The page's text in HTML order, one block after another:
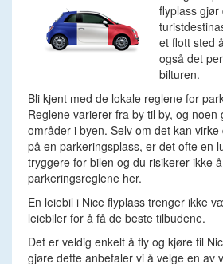
flyplass
et flott sted
også det
bilturen.
Bli kjent med de lokale reglene for
Reglene varierer fra by til by, og noen
områder i byen. Selv om det kan
på en parkeringsplass, er det ofte en
tryggere for bilen og du risikerer ikke
parkeringsreglene her.
En leiebil i Nice flyplass trenger ikke
leiebiler for å få de beste tilbudene.
Det er veldig enkelt å fly og kjøre til
gjøre dette anbefaler vi å velge en av